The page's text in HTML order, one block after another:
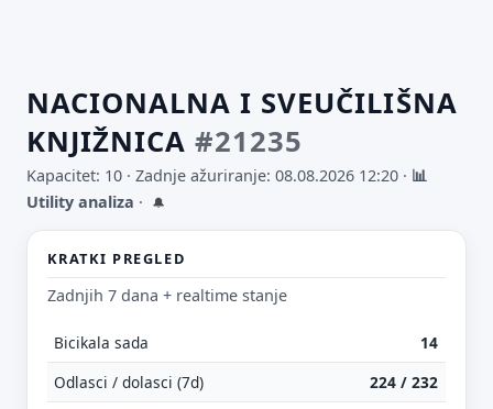
NACIONALNA I SVEUČILIŠNA
KNJIŽNICA#21235
Kapacitet: 10 · Zadnje ažuriranje: 08.08.2026 12:20 · 📊
Utility analiza · 🔔
KRATKI PREGLED
Zadnjih 7 dana + realtime stanje
Bicikala sada
14
Odlasci / dolasci (7d)
224 / 232